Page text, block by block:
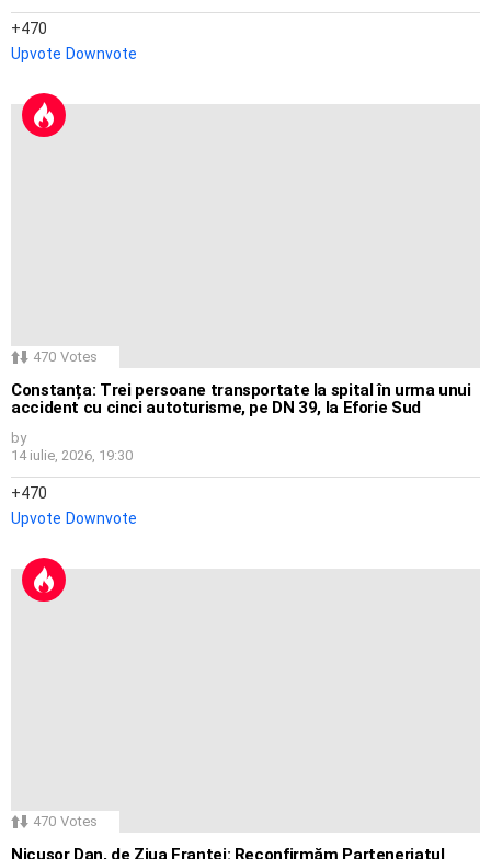
470
Upvote Downvote
470 Votes
Constanța: Trei persoane transportate la spital în urma unui
accident cu cinci autoturisme, pe DN 39, la Eforie Sud
by
14 iulie, 2026, 19:30
470
Upvote Downvote
470 Votes
Nicușor Dan, de Ziua Franței: Reconfirmăm Parteneriatul